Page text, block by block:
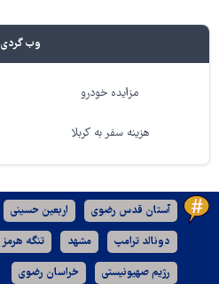
وب گردی
مزایده خودرو
هزینه سفر به کربلا
آستان قدس رضوی اربعین حسینی
دونالد ترامپ مشهد تنگه هرمز
رژیم صهیونیستی خراسان رضوی